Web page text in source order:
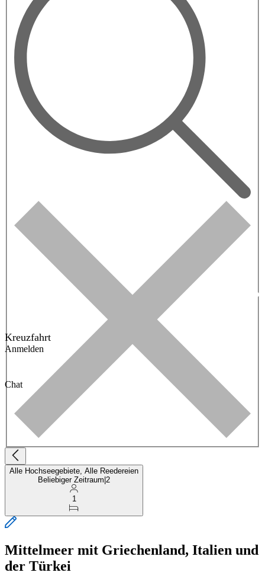
Kreuzfahrt
Anmelden
Chat
Alle Hochseegebiete, Alle Reedereien
Beliebiger Zeitraum 2
1
Mittelmeer mit Griechenland, Italien und
der Türkei